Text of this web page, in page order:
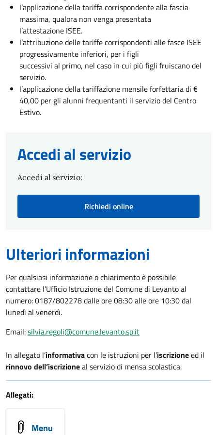
l’applicazione della tariffa corrispondente alla fascia
massima, qualora non venga presentata
l’attestazione ISEE.
l’attribuzione delle tariffe corrispondenti alle fasce ISEE
progressivamente inferiori, per i figli
successivi al primo, nel caso in cui più figli fruiscano del
servizio.
l’applicazione della tariffazione mensile forfettaria di €
40,00 per gli alunni frequentanti il servizio del Centro
Estivo.
Accedi al servizio
Accedi al servizio:
Richiedi online
Ulteriori informazioni
Per qualsiasi informazione o chiarimento è possibile
contattare l’Ufficio Istruzione del Comune di Levanto al
numero: 0187/802278 dalle ore 08:30 alle ore 10:30 dal
lunedì al venerdì.
Email:silvia.regoli@comune.levanto.sp.it
In allegato l’informativacon le istruzioni per l’iscrizioneed il
rinnovo dell’iscrizioneal servizio di mensa scolastica.
Allegati:
Menu